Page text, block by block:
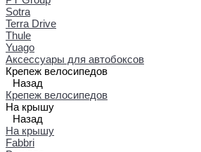
Sotra
Terra Drive
Thule
Yuago
Аксессуары для автобоксов
Крепеж велосипедов
Назад
Крепеж велосипедов
На крышу
Назад
На крышу
Fabbri